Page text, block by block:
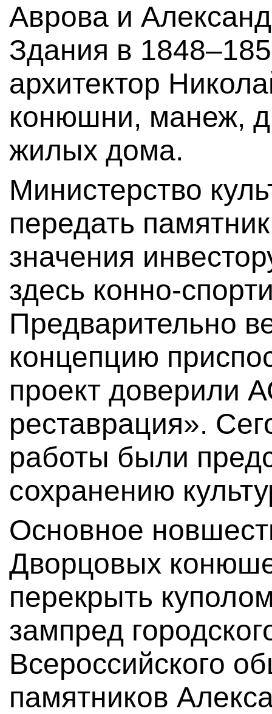
Аврова и
Здания в
архитектор
конюшни, манеж,
жилых дома.
Министерство
передать
значения
здесь конно-
Предварительно
концепцию
проект доверили
реставрация».
работы были
сохранению
Основное
Дворцовых
перекрыть
зампред
Всероссийского
памятников